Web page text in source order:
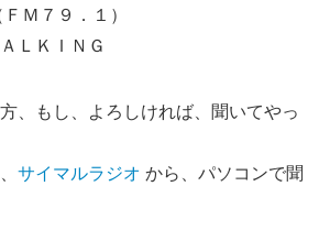
ＦＭ７９．１）
ＬＫＩＮＧ
、もし、よろしければ、聞いてやっ
サイマルラジオ から、パソコンで聞